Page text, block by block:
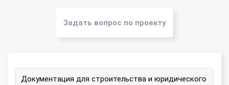
Задать вопрос по проекту
Документация для строительства и юридического